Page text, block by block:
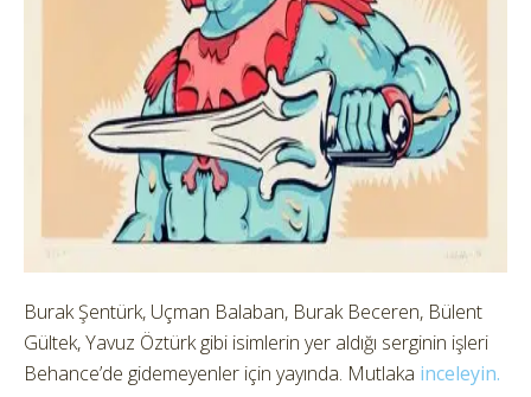
Burak Şentürk, Uçman Balaban, Burak Beceren, Bülent
Gültek, Yavuz Öztürk gibi isimlerin yer aldığı serginin işleri
Behance’de gidemeyenler için yayında. Mutlaka inceleyin.